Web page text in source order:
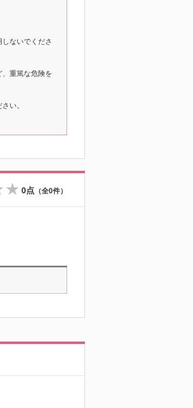
ないでくださ
重篤な危険を
い。
0点 （全0件）